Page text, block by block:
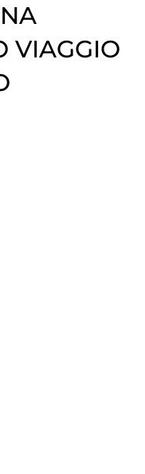
VIAGGIO